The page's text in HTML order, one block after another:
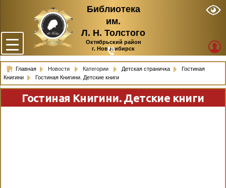
Библиотека
им.
Л. Н. Толстого
Октябрьский район
г. Новосибирск
Главная Новости Категории Детская страничка
Гостиная
Книгини
Гостиная Книгини. Детские книги
Гостиная Книгини. Детские книги